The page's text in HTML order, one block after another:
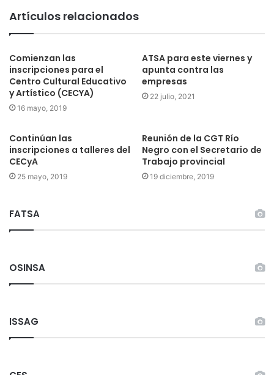
Artículos relacionados
Comienzan las
inscripciones para el
Centro Cultural Educativo
y Artístico (CECYA)
16 mayo, 2019
ATSA para este viernes y
apunta contra las
empresas
22 julio, 2021
Continúan las
inscripciones a talleres del
CECyA
25 mayo, 2019
Reunión de la CGT Río
Negro con el Secretario de
Trabajo provincial
19 diciembre, 2019
FATSA
OSINSA
ISSAG